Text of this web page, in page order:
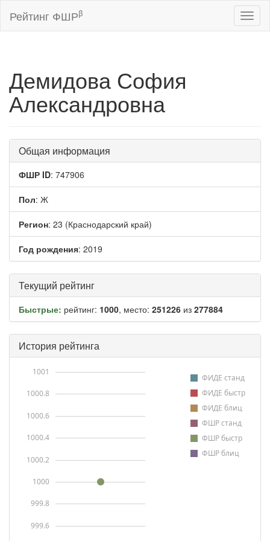
Рейтинг ФШРβ
Демидова София
Александровна
Общая информация
ФШР ID: 747906
Пол: Ж
Регион: 23 (Краснодарский край)
Год рождения: 2019
Текущий рейтинг
Быстрые: рейтинг: 1000, место: 251226 из 277884
История рейтинга
ФИДЕ станд
ФИДЕ быстр
ФИДЕ блиц
ФШР станд
ФШР быстр
ФШР блиц
999.6
999.8
1000
1000.2
1000.4
1000.6
1000.8
1001